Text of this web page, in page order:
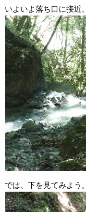
いよいよ落ち口に接近。
では、下を見てみよう。